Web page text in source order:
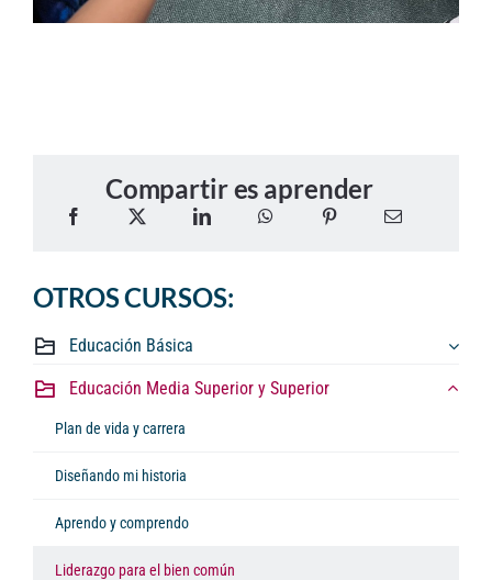
Compartir es aprender
OTROS CURSOS:
Educación Básica
Educación Media Superior y Superior
Plan de vida y carrera
Diseñando mi historia
Aprendo y comprendo
Liderazgo para el bien común